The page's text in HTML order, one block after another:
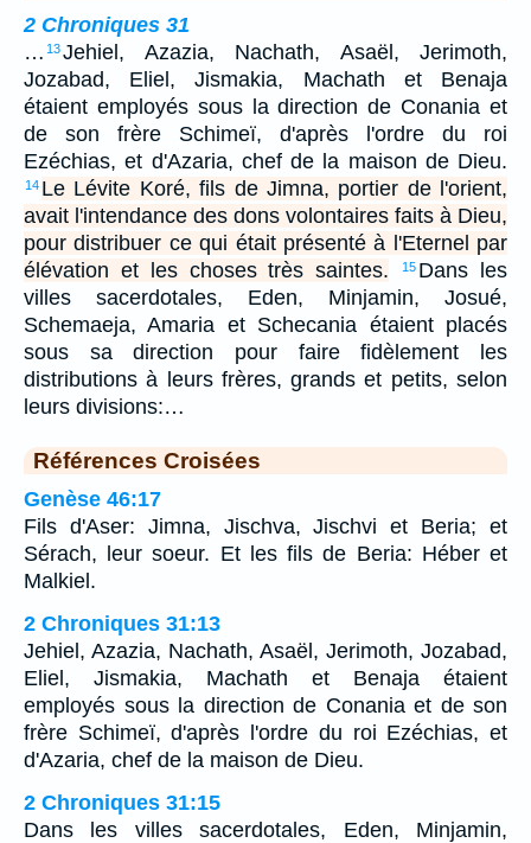
2 Chroniques 31
… 13Jehiel, Azazia, Nachath, Asaël, Jerimoth,
Jozabad, Eliel, Jismakia, Machath et Benaja
étaient employés sous la direction de Conania et
de son frère Schimeï, d'après l'ordre du roi
Ezéchias, et d'Azaria, chef de la maison de Dieu.
14 Le Lévite Koré, fils de Jimna, portier de l'orient,
avait l'intendance des dons volontaires faits à Dieu,
pour distribuer ce qui était présenté à l'Eternel par
élévation et les choses très saintes.
15 Dans les
villes sacerdotales, Eden, Minjamin, Josué,
Schemaeja, Amaria et Schecania étaient placés
sous sa direction pour faire fidèlement les
distributions à leurs frères, grands et petits, selon
leurs divisions:…
Références Croisées
Genèse 46:17
Fils d'Aser: Jimna, Jischva, Jischvi et Beria; et
Sérach, leur soeur. Et les fils de Beria: Héber et
Malkiel.
2 Chroniques 31:13
Jehiel, Azazia, Nachath, Asaël, Jerimoth, Jozabad,
Eliel, Jismakia, Machath et Benaja étaient
employés sous la direction de Conania et de son
frère Schimeï, d'après l'ordre du roi Ezéchias, et
d'Azaria, chef de la maison de Dieu.
2 Chroniques 31:15
Dans les villes sacerdotales, Eden, Minjamin,